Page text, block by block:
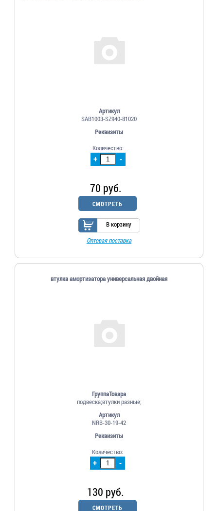
Артикул
SAB1003-SZ940-81020
Реквизиты
+ -
Количество:
70 руб.
СМОТРЕТЬ
В корзину
Оптовая поставка
втулка амортизатора универсальная двойная
ГруппаТовара
подвеска;втулки разные;
Артикул
NRB-30-19-42
Реквизиты
+ -
Количество:
130 руб.
СМОТРЕТЬ